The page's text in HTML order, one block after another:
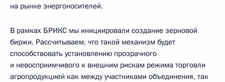
на рынке энергоносителей.
В рамках БРИКС мы инициировали создание зерновой
биржи. Рассчитываем, что такой механизм будет
способствовать установлению прозрачного
и невосприимчивого к внешним рискам режима торговли
агропродукцией как между участниками объединения, так